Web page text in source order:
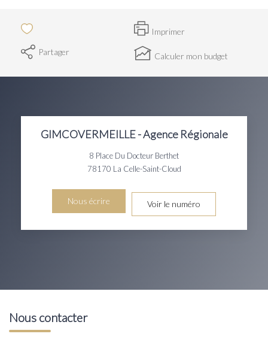
Imprimer
Partager
Calculer mon budget
GIMCOVERMEILLE - Agence Régionale
8 Place Du Docteur Berthet
78170 La Celle-Saint-Cloud
Nous écrire Voir le numéro
Nous contacter